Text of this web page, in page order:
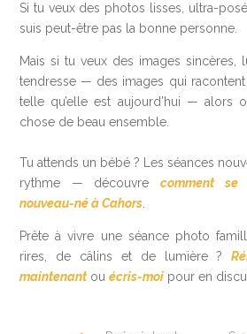
Si tu veux des photos lisses, ultra-
suis peut-être pas la bonne personne.
Mais si tu veux des images sincères,
tendresse — des images qui racontent
telle qu’elle est aujourd’hui — alors
chose de beau ensemble.
Tu attends un bébé ? Les séances
rythme — découvrecomment se
nouveau-né à Cahors
Prête à vivre une séance photo
rires, de câlins et de lumière ?
maintenantou écris-moi pour en